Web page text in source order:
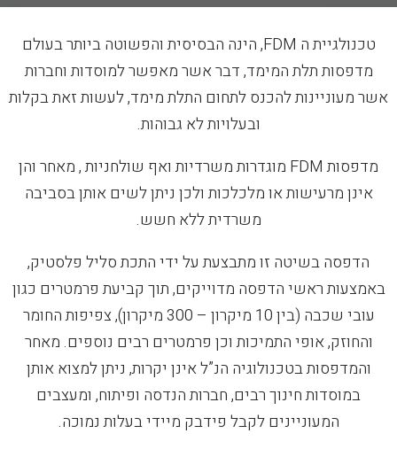
טכנולגיית ה FDM, הינה הבסיסית והפשוטה ביותר בעולם
מדפסות תלת המימד, דבר אשר מאפשר למוסדות וחברות
אשר מעוניינות להכנס לתחום התלת מימד, לעשות זאת בקלות
ובעלויות לא גבוהות.
מדפסות FDM מוגדרות משרדיות ואף שולחניות , מאחר והן
אינן מרעישות או מלכלכות ולכן ניתן לשים אותן בסביבה
משרדית ללא חשש.
הדפסה בשיטה זו מתבצעת על ידי התכת סליל פלסטיק,
באמצעות ראשי הדפסה מדוייקים, תוך קביעת פרמטרים כגון
עובי שכבה (בין 10 מיקרון – 300 מיקרון), צפיפות החומר
והחוזק, אופי התמיכות וכן פרמטרים רבים נוספים. מאחר
והמדפסות בטכנולוגיה הנ”ל אינן יקרות, ניתן למצוא אותן
במוסדות חינוך רבים, חברות הנדסה ופיתוח, ומעצבים
המעוניינים לקבל פידבק מיידי בעלות נמוכה.